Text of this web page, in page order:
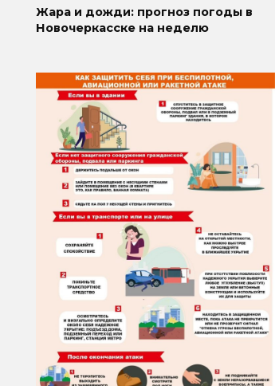
Жара и дожди: прогноз погоды в
Новочеркасске на неделю